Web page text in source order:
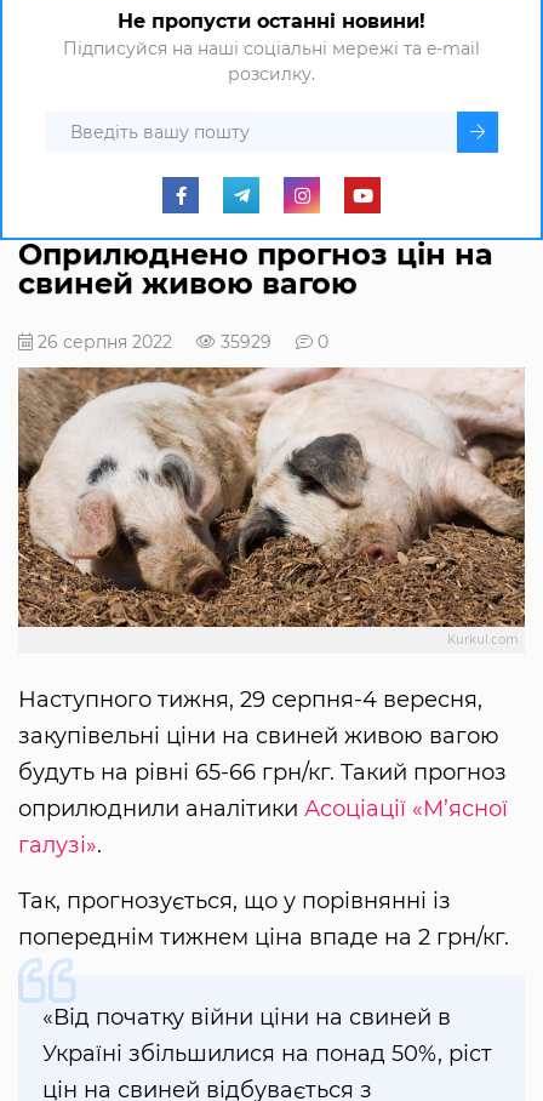
Не пропусти останні новини!
Підписуйся на наші соціальні мережі та e-mail
розсилку.
Оприлюднено прогноз цін на
свиней живою вагою
26 серпня 2022 35929 0
Kurkul.com
Наступного тижня, 29 серпня-4 вересня,
закупівельні ціни на свиней живою вагою
будуть на рівні 65-66 грн/кг. Такий прогноз
оприлюднили аналітики Асоціації «М’ясної
галузі».
Так, прогнозується, що у порівнянні із
попереднім тижнем ціна впаде на 2 грн/кг.
«Від початку війни ціни на свиней в
Україні збільшилися на понад 50%, ріст
цін на свиней відбувається з